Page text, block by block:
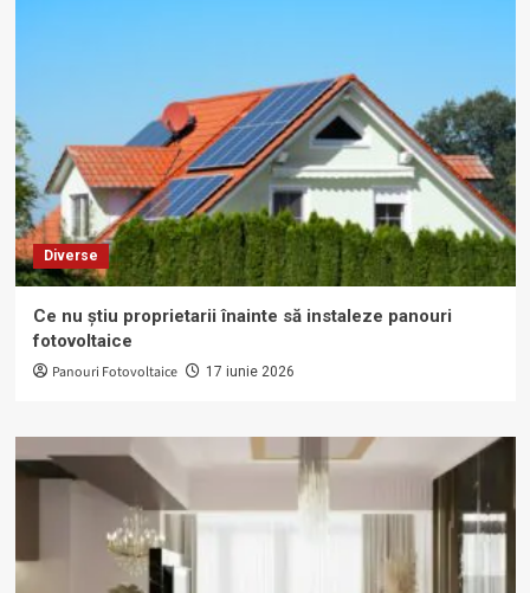
Diverse
Ce nu știu proprietarii înainte să instaleze panouri
fotovoltaice
Panouri Fotovoltaice 17 iunie 2026